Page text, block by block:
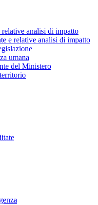
analisi di impatto
e relative analisi di impatto
umana
del Ministero